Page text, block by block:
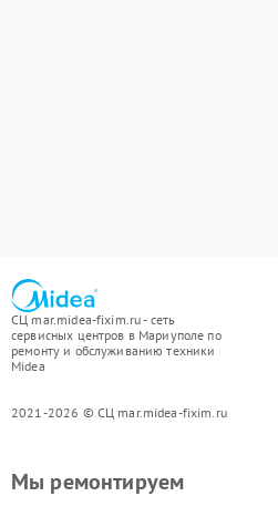
СЦ mar.midea-fixim.ru - сеть
сервисных центров в Мариуполе по
ремонту и обслуживанию техники
Midea
2021-2026 © СЦ mar.midea-fixim.ru
Мы ремонтируем